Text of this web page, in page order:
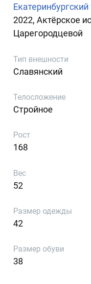
2022, Актёрское
Царегородцевой
Тип внешности
Славянский
Телосложение
Стройное
Рост
168
Вес
52
Размер одежды
42
Размер обуви
38